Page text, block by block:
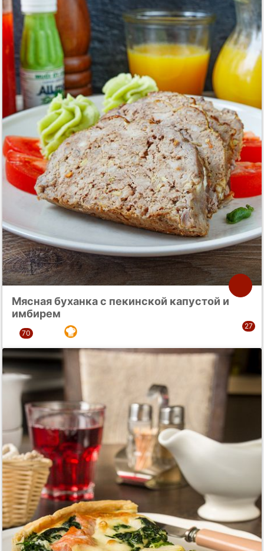
Мясная буханка с пекинской капустой и
имбирем